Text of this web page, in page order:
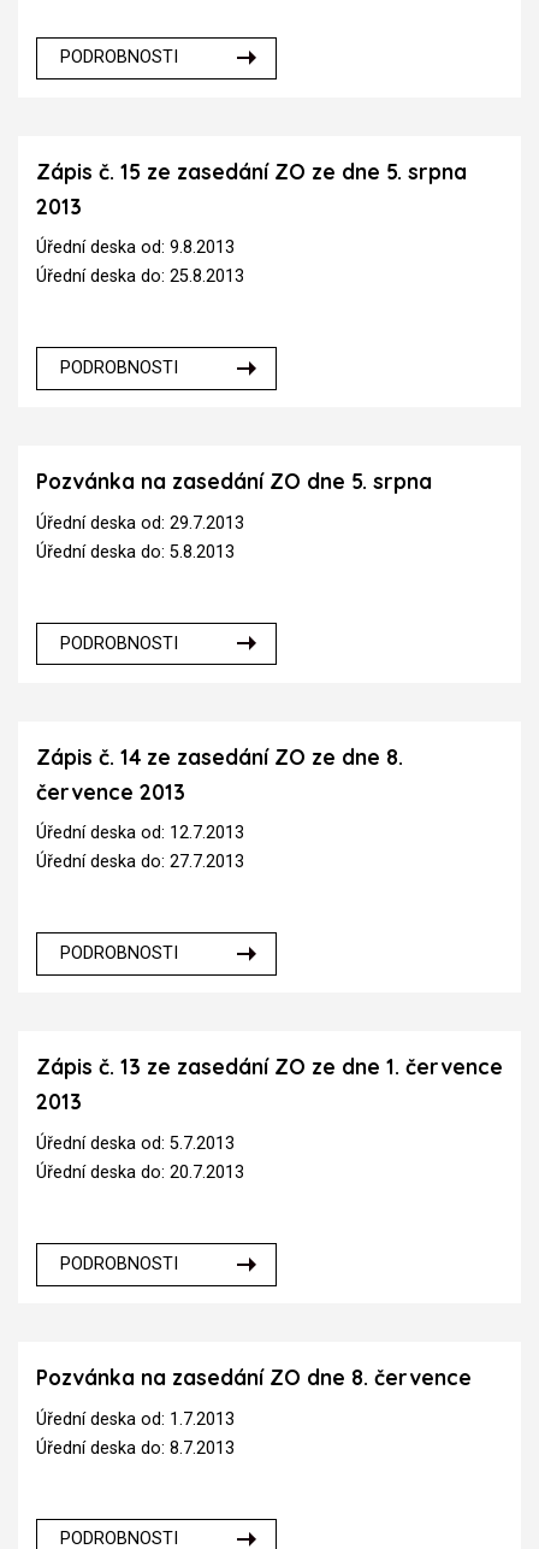
PODROBNOSTI
Zápis č. 15 ze zasedání ZO ze dne 5. srpna
2013
Úřední deska od: 9.8.2013
Úřední deska do: 25.8.2013
PODROBNOSTI
Pozvánka na zasedání ZO dne 5. srpna
Úřední deska od: 29.7.2013
Úřední deska do: 5.8.2013
PODROBNOSTI
Zápis č. 14 ze zasedání ZO ze dne 8.
července 2013
Úřední deska od: 12.7.2013
Úřední deska do: 27.7.2013
PODROBNOSTI
Zápis č. 13 ze zasedání ZO ze dne 1. července
2013
Úřední deska od: 5.7.2013
Úřední deska do: 20.7.2013
PODROBNOSTI
Pozvánka na zasedání ZO dne 8. července
Úřední deska od: 1.7.2013
Úřední deska do: 8.7.2013
PODROBNOSTI